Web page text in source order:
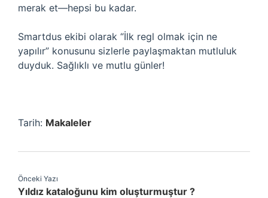
merak et—hepsi bu kadar.
Smartdus ekibi olarak “İlk regl olmak için ne
yapılır” konusunu sizlerle paylaşmaktan mutluluk
duyduk. Sağlıklı ve mutlu günler!
Tarih: Makaleler
Önceki Yazı
Yıldız kataloğunu kim oluşturmuştur ?